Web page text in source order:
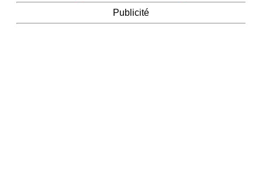
Publicité